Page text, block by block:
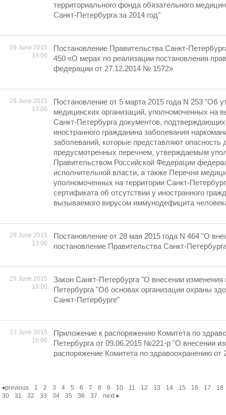
территориального фонда обязательного
Санкт-Петербурга за 2014 год"
29 June 2015
13:00
Постановление Правительства Санкт-
450 «О мерах по реализации постановления
федерации от 27.12.2014 № 1572»
29 June 2015
13:00
Постановление от 5 марта 2015 года N 253 "Об
медицинских организаций, уполномоченных на
Санкт-Петербурга документов, подтверждающих
иностранного гражданина заболевания
заболеваний, которые представляют
предусмотренных перечнем, утверждаемым
Правительством Российской Федерации
исполнительной власти, а также Перечня
уполномоченных на территории Санкт-
сертификата об отсутствии у иностранного
вызываемого вирусом иммунодефицита
29 June 2015
13:00
Постановление от 28 мая 2015 года N 464 "О
постановление Правительства Санкт-
29 June 2015
13:00
Закон Санкт-Петербурга "О внесении изменения
Петербурга "Об основах организации охраны
Санкт-Петербурге"
23 June 2015
15:00
Приложение к распоряжению Комитета по
Петербурга от 09.06.2015 №221-р "О внесении
распоряжение Комитета по здравоохранению
previous 1 2 3 4 5 6 7 8 9 10 11 12 13 14 15 16 17
18
30
31 32 33 34 35 36 37 next